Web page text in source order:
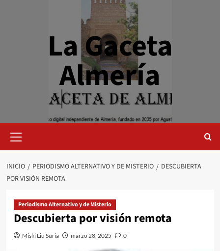
La Gaceta
Almería
primario
INICIO PERIODISMO ALTERNATIVO Y DE MISTERIO
DESCUBIERTA
POR VISIÓN REMOTA
Periodismo Alternativo y de Misterio
Descubierta por visión remota
Miski Liu Suria marzo 28, 2025 0